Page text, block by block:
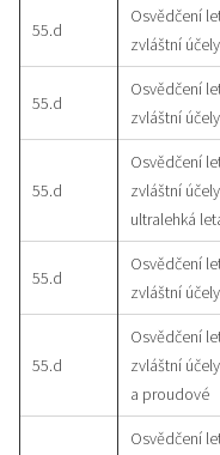
55.d
Osvědčení
zvláštní
55.d
Osvědčení
zvláštní
55.d
Osvědčení
zvláštní
ultralehká
55.d
Osvědčení
zvláštní
55.d
Osvědčení
zvláštní
a proudové
Osvědčení